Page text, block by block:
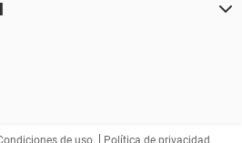
de uso Política de privacidad